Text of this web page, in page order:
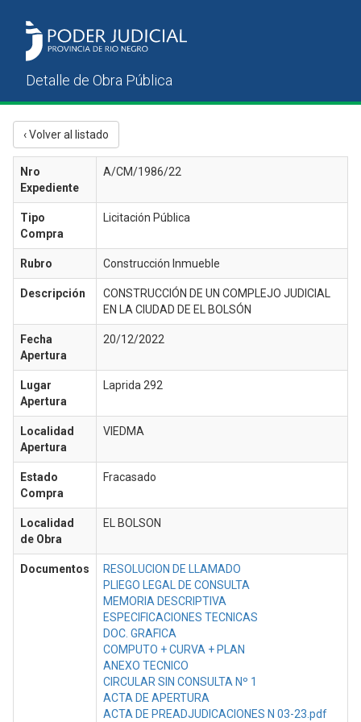
‹ Volver al listado
Nro
Expediente
A/CM/1986/22
Tipo
Compra
Licitación Pública
Rubro Construcción Inmueble
Descripción
CONSTRUCCIÓN DE UN COMPLEJO JUDICIAL
EN LA CIUDAD DE EL BOLSÓN
Fecha
Apertura
20/12/2022
Lugar
Apertura
Laprida 292
Localidad
Apertura
VIEDMA
Estado
Compra
Fracasado
Localidad
de Obra
EL BOLSON
Documentos
RESOLUCION DE LLAMADO
PLIEGO LEGAL DE CONSULTA
MEMORIA DESCRIPTIVA
ESPECIFICACIONES TECNICAS
DOC. GRAFICA
COMPUTO + CURVA + PLAN
ANEXO TECNICO
CIRCULAR SIN CONSULTA Nº 1
ACTA DE APERTURA
ACTA DE PREADJUDICACIONES N 03-23.pdf